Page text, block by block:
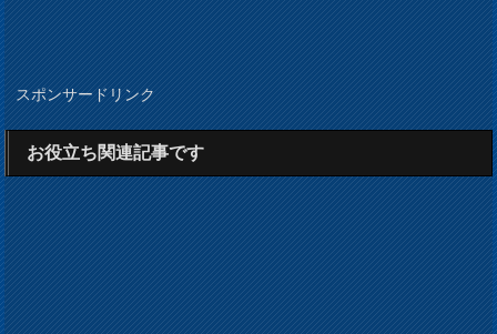
スポンサードリンク
お役立ち関連記事です